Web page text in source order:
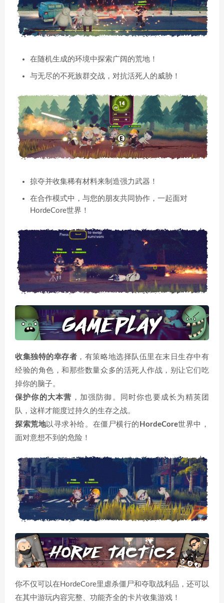
在随机生成的环境中探索广阔的荒地！
与无尽的不死族群交战，对抗活死人的威胁！
掠夺并收集稀有材料来制造强力武器！
在合作模式中，与您的朋友共同协作，一起面对
HordeCore世界！
收集独特的幸存者 ，有策略地选择队伍里在末日生存中有
经验的角色，和那些数量众多的活死人作战，别让它们吃
掉你的脑子。
保护你的大本营 ，加强防御。同时你也要成长为精英团
队，这样才能度过持久的生存之战。
探索荒地以寻求补给。在僵尸横行的 HordeCore世界中，
面对意想不到的危险！
你不仅可以在HordeCore里虐杀僵尸和夺取战利品，还可以
在其中游玩内容完整、功能齐全的卡片收集游戏！